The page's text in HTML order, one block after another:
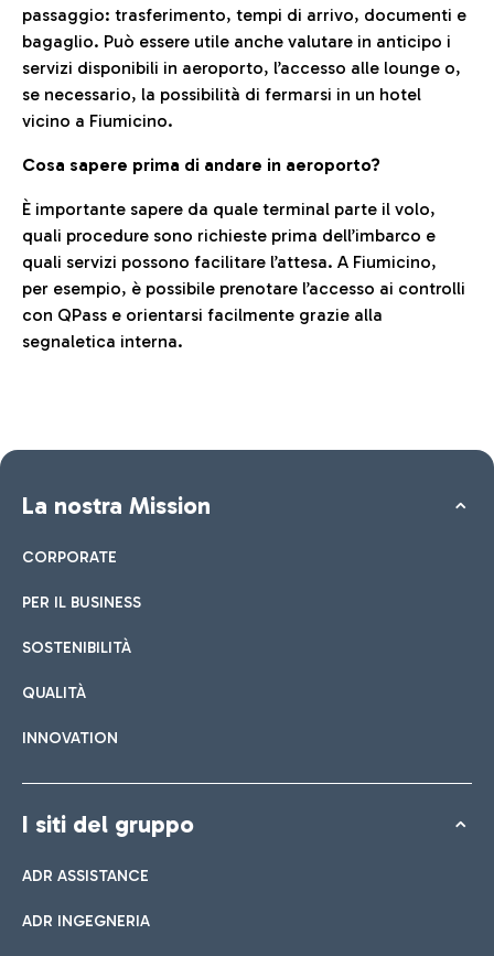
passaggio: trasferimento, tempi di arrivo, documenti e
bagaglio. Può essere utile anche valutare in anticipo i
servizi disponibili in aeroporto, l’accesso alle lounge o,
se necessario, la possibilità di fermarsi in un hotel
vicino a Fiumicino.
Cosa sapere prima di andare in aeroporto?
È importante sapere da quale terminal parte il volo,
quali procedure sono richieste prima dell’imbarco e
quali servizi possono facilitare l’attesa. A Fiumicino,
per esempio, è possibile prenotare l’accesso ai controlli
con QPass e orientarsi facilmente grazie alla
segnaletica interna.
La nostra Mission
CORPORATE
PER IL BUSINESS
SOSTENIBILITÀ
QUALITÀ
INNOVATION
I siti del gruppo
ADR ASSISTANCE
ADR INGEGNERIA